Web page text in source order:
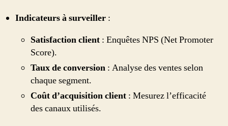
Indicateurs à surveiller :
Satisfaction client : Enquêtes NPS (Net Promoter
Score).
Taux de conversion : Analyse des ventes selon
chaque segment.
Coût d’acquisition client : Mesurez l’efficacité
des canaux utilisés.